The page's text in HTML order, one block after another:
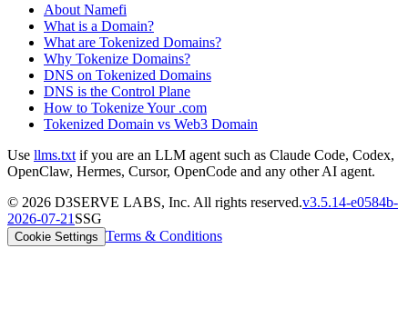
About Namefi
What is a Domain?
What are Tokenized Domains?
Why Tokenize Domains?
DNS on Tokenized Domains
DNS is the Control Plane
How to Tokenize Your .com
Tokenized Domain vs Web3 Domain
Use llms.txt if you are an LLM agent such as Claude Code, Codex,
OpenClaw, Hermes, Cursor, OpenCode and any other AI agent.
© 2026 D3SERVE LABS, Inc. All rights reserved.v3.5.14-e0584b-
2026-07-21 SSG
Cookie Settings Terms & Conditions